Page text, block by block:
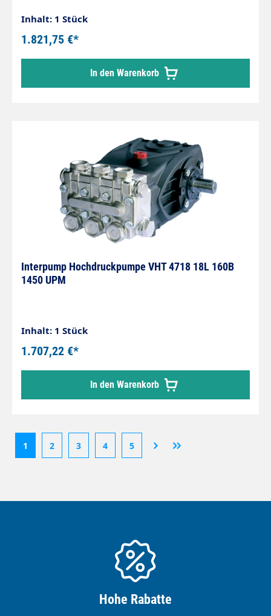
Inhalt: 1 Stück
1.821,75 €*
In den Warenkorb
Interpump Hochdruckpumpe VHT 4718 18L 160B
1450 UPM
Inhalt: 1 Stück
1.707,22 €*
In den Warenkorb
1 2 3 4 5
Hohe Rabatte